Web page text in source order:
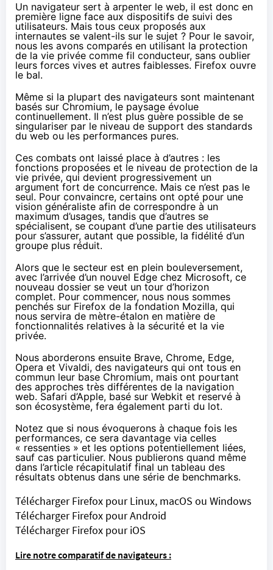
Un navigateur sert à arpenter le web, il est donc en
première ligne face aux dispositifs de suivi des
utilisateurs. Mais tous ceux proposés aux
internautes se valent-ils sur le sujet ? Pour le savoir,
nous les avons comparés en utilisant la protection
de la vie privée comme fil conducteur, sans oublier
leurs forces vives et autres faiblesses. Firefox ouvre
le bal.
Même si la plupart des navigateurs sont maintenant
basés sur Chromium, le paysage évolue
continuellement. Il n’est plus guère possible de se
singulariser par le niveau de support des standards
du web ou les performances pures.
Ces combats ont laissé place à d’autres : les
fonctions proposées et le niveau de protection de la
vie privée, qui devient progressivement un
argument fort de concurrence. Mais ce n’est pas le
seul. Pour convaincre, certains ont opté pour une
vision généraliste afin de correspondre à un
maximum d’usages, tandis que d’autres se
spécialisent, se coupant d’une partie des utilisateurs
pour s’assurer, autant que possible, la fidélité d’un
groupe plus réduit.
Alors que le secteur est en plein bouleversement,
avec l’arrivée d’un nouvel Edge chez Microsoft, ce
nouveau dossier se veut un tour d’horizon
complet. Pour commencer, nous nous sommes
penchés sur Firefox de la fondation Mozilla, qui
nous servira de mètre-étalon en matière de
fonctionnalités relatives à la sécurité et la vie
privée.
Nous aborderons ensuite Brave, Chrome, Edge,
Opera et Vivaldi, des navigateurs qui ont tous en
commun leur base Chromium, mais ont pourtant
des approches très différentes de la navigation
web. Safari d’Apple, basé sur Webkit et reservé à
son écosystème, fera également parti du lot.
Notez que si nous évoquerons à chaque fois les
performances, ce sera davantage via celles
« ressenties » et les options potentiellement liées,
sauf cas particulier. Nous publierons quand même
dans l’article récapitulatif final un tableau des
résultats obtenus dans une série de benchmarks.
Télécharger Firefox pour Linux, macOS ou Windows
Télécharger Firefox pour Android
Télécharger Firefox pour iOS
Lire notre comparatif de navigateurs :